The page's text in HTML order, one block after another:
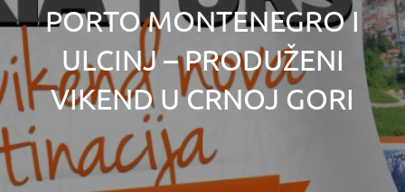
PORTO MONTENEGRO I
ULCINJ – PRODUŽENI
VIKEND U CRNOJ GORI